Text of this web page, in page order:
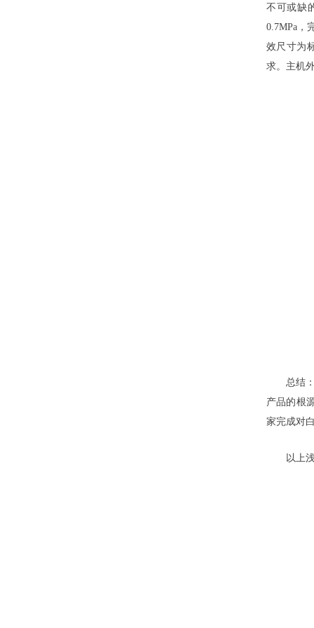
不可或缺
0.7MPa，
效尺寸为
求。主机
总结：
产品的根
家完成对
以上浅